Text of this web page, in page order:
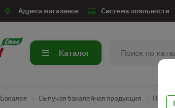
Адреса магазинов Система лояльности
Каталог
Бакалея Сыпучая бакалейная продукция